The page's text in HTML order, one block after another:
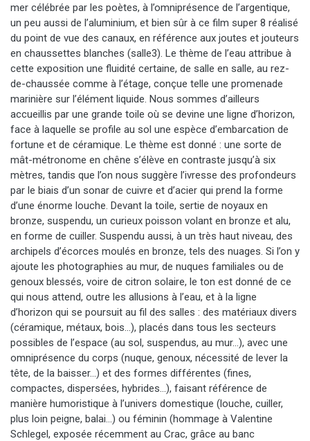
mer célébrée par les poètes, à l’omniprésence de l’argentique,
un peu aussi de l’aluminium, et bien sûr à ce film super 8 réalisé
du point de vue des canaux, en référence aux joutes et jouteurs
en chaussettes blanches (salle3). Le thème de l’eau attribue à
cette exposition une fluidité certaine, de salle en salle, au rez-
de-chaussée comme à l’étage, conçue telle une promenade
marinière sur l’élément liquide. Nous sommes d’ailleurs
accueillis par une grande toile où se devine une ligne d’horizon,
face à laquelle se profile au sol une espèce d’embarcation de
fortune et de céramique. Le thème est donné : une sorte de
mât-métronome en chêne s’élève en contraste jusqu’à six
mètres, tandis que l’on nous suggère l’ivresse des profondeurs
par le biais d’un sonar de cuivre et d’acier qui prend la forme
d’une énorme louche. Devant la toile, sertie de noyaux en
bronze, suspendu, un curieux poisson volant en bronze et alu,
en forme de cuiller. Suspendu aussi, à un très haut niveau, des
archipels d’écorces moulés en bronze, tels des nuages. Si l’on y
ajoute les photographies au mur, de nuques familiales ou de
genoux blessés, voire de citron solaire, le ton est donné de ce
qui nous attend, outre les allusions à l’eau, et à la ligne
d’horizon qui se poursuit au fil des salles : des matériaux divers
(céramique, métaux, bois…), placés dans tous les secteurs
possibles de l’espace (au sol, suspendus, au mur…), avec une
omniprésence du corps (nuque, genoux, nécessité de lever la
tête, de la baisser…) et des formes différentes (fines,
compactes, dispersées, hybrides…), faisant référence de
manière humoristique à l’univers domestique (louche, cuiller,
plus loin peigne, balai…) ou féminin (hommage à Valentine
Schlegel, exposée récemment au Crac, grâce au banc